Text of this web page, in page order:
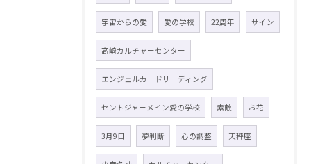
宇宙からの愛 愛の学校 22周年 サイン
高崎カルチャーセンター
エンジェルカードリーディング
セントジャーメイン愛の学校 素敵 お花
3月9日 夢判断 心の調整 天秤座